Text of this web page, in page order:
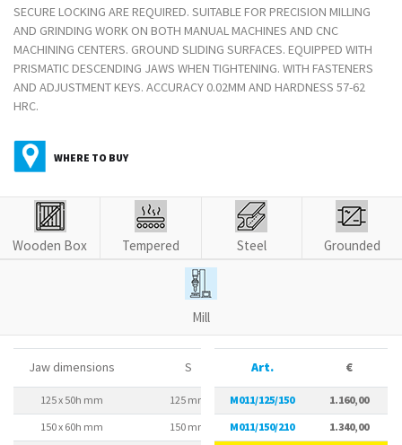
SECURE LOCKING ARE REQUIRED. SUITABLE FOR PRECISION MILLING
AND GRINDING WORK ON BOTH MANUAL MACHINES AND CNC
MACHINING CENTERS. GROUND SLIDING SURFACES. EQUIPPED WITH
PRISMATIC DESCENDING JAWS WHEN TIGHTENING. WITH FASTENERS
AND ADJUSTMENT KEYS. ACCURACY 0.02MM AND HARDNESS 57-62
HRC.
WHERE TO BUY
Wooden Box Tempered Steel Grounded
Mill
Jaw dimensions S
125 x 50h mm 125 mm
125 mm
150 x 60h mm
150 mm
150 mm
Art. €
M011/125/150
1.160,00
M011/150/210
1.340,00